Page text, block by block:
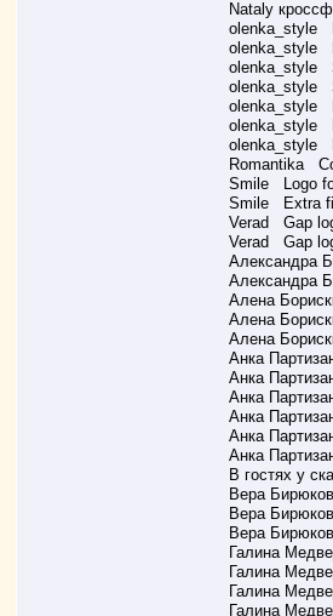
Nataly
olenka_style
olenka_style
olenka_style
olenka_style
olenka_style
olenka_style
olenka_style
Romantika
Smile Logo
Smile Extra
Verad Gap
Verad Gap
Александра
Александра
Алена
Алена
Алена
Анка
Анка
Анка
Анка
Анка
Анка
В гостях у
Вера
Вера
Вера
Галина
Галина
Галина
Галина